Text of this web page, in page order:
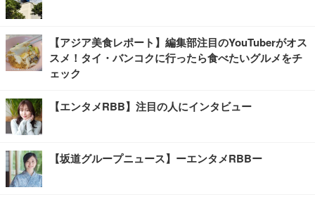
【アジア美食レポート】編集部注目のYouTuberがオス
スメ！タイ・バンコクに行ったら食べたいグルメをチ
ェック
【エンタメRBB】注目の人にインタビュー
【坂道グループニュース】ーエンタメRBBー